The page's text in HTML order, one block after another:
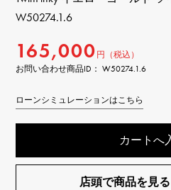
W50274.1.6
165,000 円（税込）
お問い合わせ商品ID： W50274.1.6
ローンシミュレーションはこちら
カートへ
店頭で商品を見る